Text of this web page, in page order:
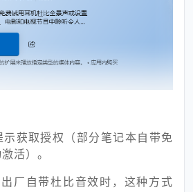
获取授权（部分笔记本自带免
活）。
厂自带杜比音效时，这种方式